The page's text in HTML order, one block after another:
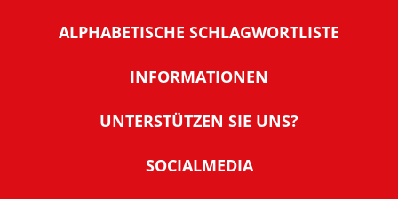
ALPHABETISCHE SCHLAGWORTLISTE
INFORMATIONEN
Warum NachDenkSeiten
Tipps zur Nutzung der NachDenkSeiten
UNTERSTÜTZEN SIE UNS?
SOCIALMEDIA